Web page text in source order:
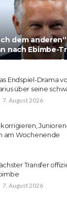
dem
nach Ebimbe-
Endspiel-Drama
über seine
7. August 2026
am Wochenende
Transfer
7. August 2026